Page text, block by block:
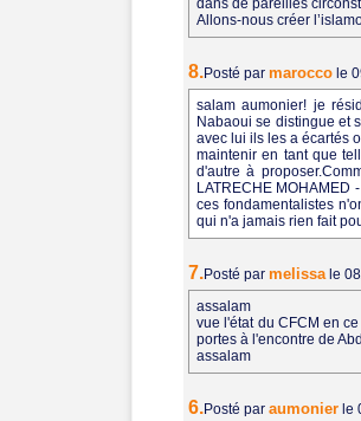
dans de pareilles
Allons-nous créer
8.Posté par marocco le
salam aumonier! je
Nabaoui se distingue et
avec lui ils les a écartés
maintenir en tant que
d'autre à
LATRECHE MOHAMED
ces fondamentalistes
qui n'a jamais rien fait
7.Posté par melissa le
assalam
vue l'état du CFCM en
portes à l'encontre de
assalam
6.Posté par aumonier le